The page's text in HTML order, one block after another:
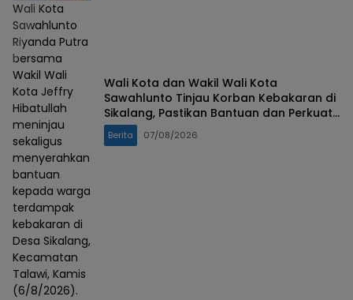
Wali Kota
Sawahlunto
Riyanda Putra
bersama
Wakil Wali
Kota Jeffry
Hibatullah
meninjau
sekaligus
menyerahkan
bantuan
kepada warga
terdampak
kebakaran di
Desa Sikalang,
Kecamatan
Talawi, Kamis
(6/8/2026).
Wali Kota dan Wakil Wali Kota
Sawahlunto Tinjau Korban Kebakaran di
Sikalang, Pastikan Bantuan dan Perkuat
Mitigasi Bencana
Berita 07/08/2026